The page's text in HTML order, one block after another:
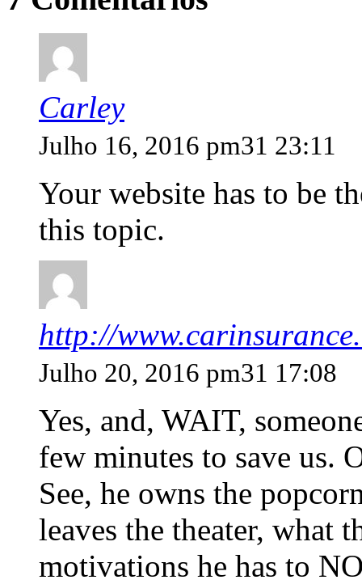
Carley
Julho 16, 2016 pm31 23:11
Your website has to be
this topic.
http://
Julho 20, 2016 pm31 17:08
Yes, and, WAIT,
few minutes to save us.
See, he owns the
leaves the theater, what
motivations he has to